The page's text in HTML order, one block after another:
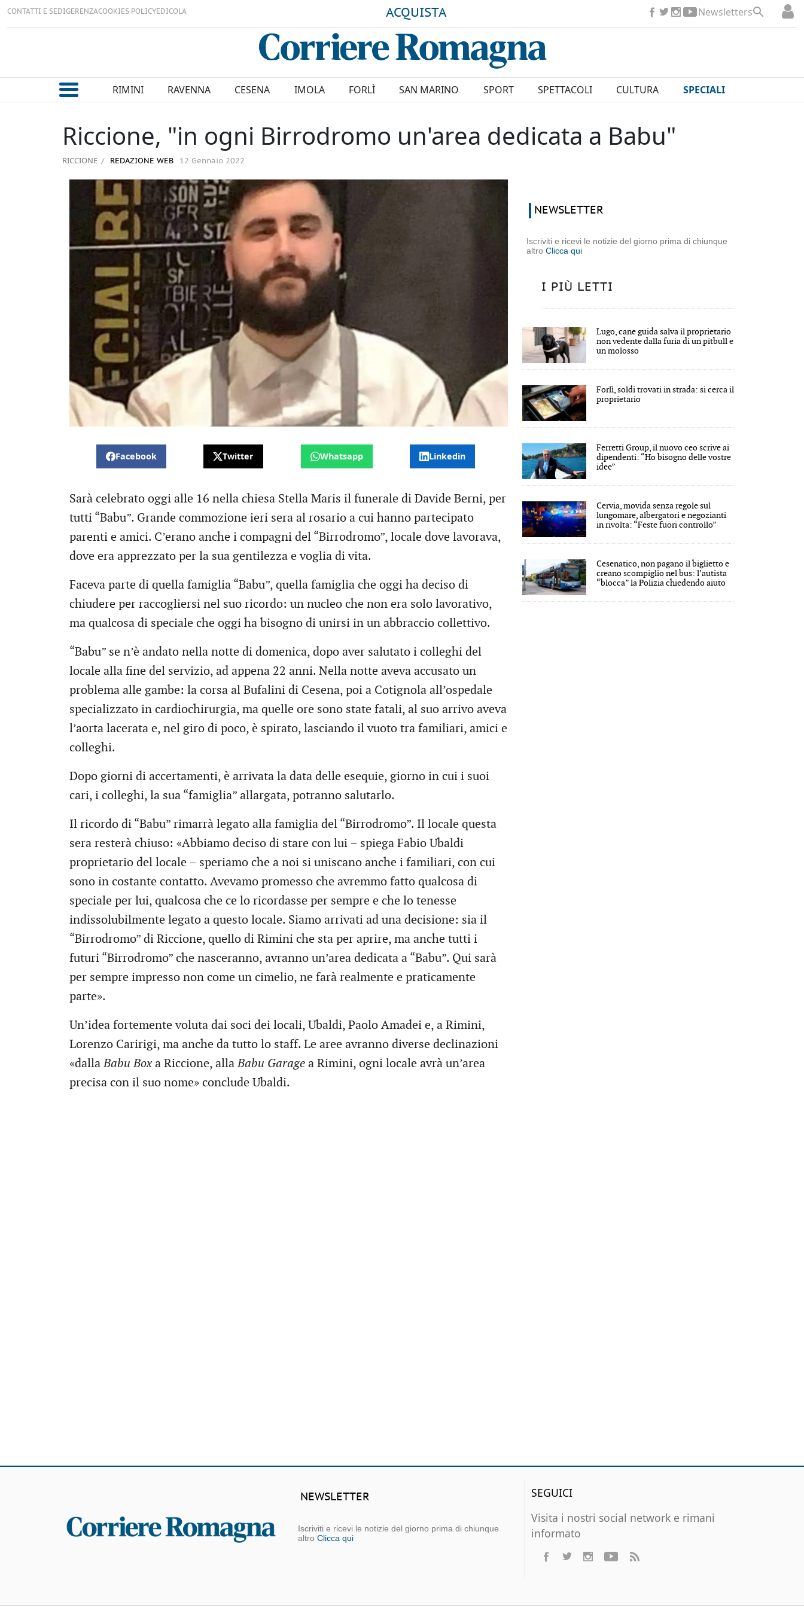
CONTATTI E SEDIGERENZACOOKIES POLICYEDICOLA ACQUISTA Newsletters
RIMINI RAVENNA CESENA IMOLA FORLÌ SAN MARINO SPORT SPETTACOLI CULTURA SPECIALI
Riccione, "in ogni Birrodromo un'area dedicata a Babu"
RICCIONE REDAZIONE WEB 12 Gennaio 2022
Facebook Twitter Whatsapp Linkedin
Sarà celebrato oggi alle 16 nella chiesa Stella Maris il funerale di Davide Berni, per
tutti “Babu”. Grande commozione ieri sera al rosario a cui hanno partecipato
parenti e amici. C’erano anche i compagni del “Birrodromo”, locale dove lavorava,
dove era apprezzato per la sua gentilezza e voglia di vita.
Faceva parte di quella famiglia “Babu”, quella famiglia che oggi ha deciso di
chiudere per raccogliersi nel suo ricordo: un nucleo che non era solo lavorativo,
ma qualcosa di speciale che oggi ha bisogno di unirsi in un abbraccio collettivo.
“Babu” se n’è andato nella notte di domenica, dopo aver salutato i colleghi del
locale alla fine del servizio, ad appena 22 anni. Nella notte aveva accusato un
problema alle gambe: la corsa al Bufalini di Cesena, poi a Cotignola all’ospedale
specializzato in cardiochirurgia, ma quelle ore sono state fatali, al suo arrivo aveva
l’aorta lacerata e, nel giro di poco, è spirato, lasciando il vuoto tra familiari, amici e
colleghi.
Dopo giorni di accertamenti, è arrivata la data delle esequie, giorno in cui i suoi
cari, i colleghi, la sua “famiglia” allargata, potranno salutarlo.
Il ricordo di “Babu” rimarrà legato alla famiglia del “Birrodromo”. Il locale questa
sera resterà chiuso: «Abbiamo deciso di stare con lui – spiega Fabio Ubaldi
proprietario del locale – speriamo che a noi si uniscano anche i familiari, con cui
sono in costante contatto. Avevamo promesso che avremmo fatto qualcosa di
speciale per lui, qualcosa che ce lo ricordasse per sempre e che lo tenesse
indissolubilmente legato a questo locale. Siamo arrivati ad una decisione: sia il
“Birrodromo” di Riccione, quello di Rimini che sta per aprire, ma anche tutti i
futuri “Birrodromo” che nasceranno, avranno un’area dedicata a “Babu”. Qui sarà
per sempre impresso non come un cimelio, ne farà realmente e praticamente
parte».
Un’idea fortemente voluta dai soci dei locali, Ubaldi, Paolo Amadei e, a Rimini,
Lorenzo Caririgi, ma anche da tutto lo staff. Le aree avranno diverse declinazioni
«dallaBabu Boxa Riccione, allaBabu Garage a Rimini, ogni locale avrà un’area
precisa con il suo nome» conclude Ubaldi.
NEWSLETTER
Iscriviti e ricevi le notizie del giorno prima di chiunque
altroClicca qui
I PIÙ LETTI
Lugo, cane guida salva il proprietario
non vedente dalla furia di un pitbull e
un molosso
Forlì, soldi trovati in strada: si cerca il
proprietario
Ferretti Group, il nuovo ceo scrive ai
dipendenti: “Ho bisogno delle vostre
idee”
Cervia, movida senza regole sul
lungomare, albergatori e negozianti
in rivolta: “Feste fuori controllo”
Cesenatico, non pagano il biglietto e
creano scompiglio nel bus: l’autista
“blocca” la Polizia chiedendo aiuto
NEWSLETTER
Iscriviti e ricevi le notizie del giorno prima di chiunque
altro Clicca qui
SEGUICI
Visita i nostri social network e rimani
informato